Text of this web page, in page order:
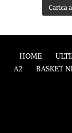
Carica
HOME
A2
BASKET